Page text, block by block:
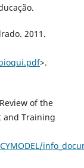
2011.
>.
of the
and Training